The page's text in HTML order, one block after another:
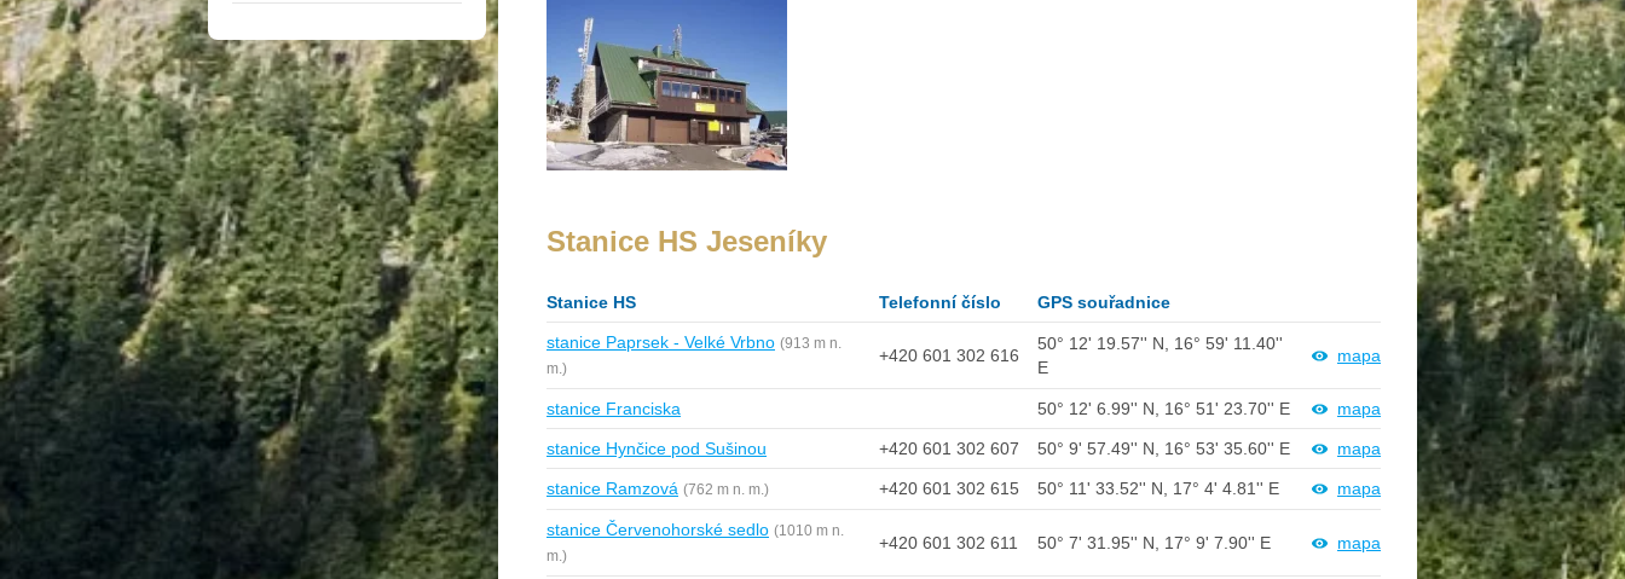
Stanice HS Jeseníky
Stanice HS Telefonní číslo GPS souřadnice
stanice Paprsek - Velké Vrbno (913 m n.
m.)
+420 601 302 616
50° 12' 19.57'' N, 16° 59' 11.40''
E
mapa
stanice Franciska 50° 12' 6.99'' N, 16° 51' 23.70'' E mapa
stanice Hynčice pod Sušinou +420 601 302 607 50° 9' 57.49'' N, 16° 53' 35.60'' E mapa
stanice Ramzová (762 m n. m.) +420 601 302 615 50° 11' 33.52'' N, 17° 4' 4.81'' E mapa
stanice Červenohorské sedlo (1010 m n.
m.)
+420 601 302 611 50° 7' 31.95'' N, 17° 9' 7.90'' E mapa